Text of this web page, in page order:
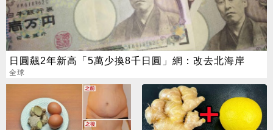
日圓飆2年新高「5萬少換8千日圓」網：改去北海岸
全球